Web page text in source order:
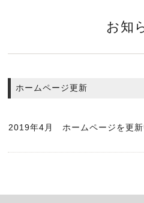
お知
ホームページ更新
2019年4月 ホームページを更新